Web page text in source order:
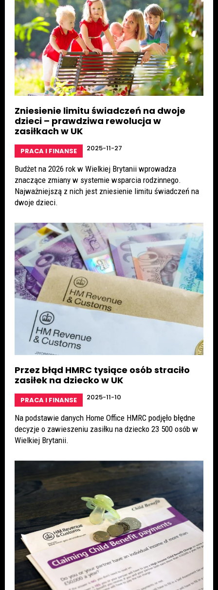
Zniesienie limitu świadczeń na dwoje
dzieci – prawdziwa rewolucja w
zasiłkach w UK
PRACA I FINANSE 2025-11-27
Budżet na 2026 rok w Wielkiej Brytanii wprowadza
znaczące zmiany w systemie wsparcia rodzinnego.
Najważniejszą z nich jest zniesienie limitu świadczeń na
dwoje dzieci.
Przez błąd HMRC tysiące osób straciło
zasiłek na dziecko w UK
PRACA I FINANSE 2025-11-10
Na podstawie danych Home Office HMRC podjęło błędne
decyzje o zawieszeniu zasiłku na dziecko 23 500 osób w
Wielkiej Brytanii.